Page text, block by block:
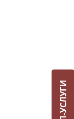
ТОП-УСЛУГИ